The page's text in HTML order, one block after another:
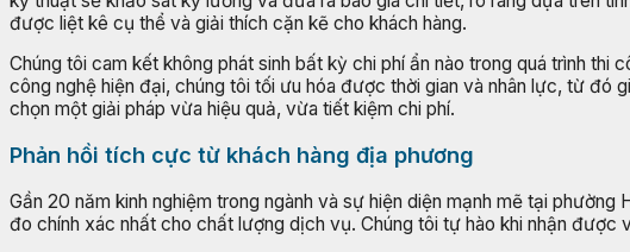
được liệt kê cụ thể và giải thích cặn kẽ cho khách hàng.
Chúng tôi cam kết không phát sinh bất kỳ chi phí ẩn nào trong quá trình
công nghệ hiện đại, chúng tôi tối ưu hóa được thời gian và nhân lực, từ đó
chọn một giải pháp vừa hiệu quả, vừa tiết kiệm chi phí.
Phản hồi tích cực từ khách hàng địa phương
Gần 20 năm kinh nghiệm trong ngành và sự hiện diện mạnh mẽ tại
đo chính xác nhất cho chất lượng dịch vụ. Chúng tôi tự hào khi nhận